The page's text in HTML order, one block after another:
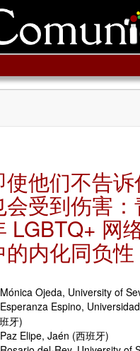
使他们不告诉
会受到伤害
LGBTQ+ 网
的内化同负性
Mónica Ojeda, University of
Esperanza Espino,
牙)
Paz Elipe, Jaén (西班牙)